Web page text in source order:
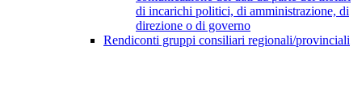
di incarichi politici, di amministrazione, di
direzione o di governo
Rendiconti gruppi consiliari regionali/provinciali